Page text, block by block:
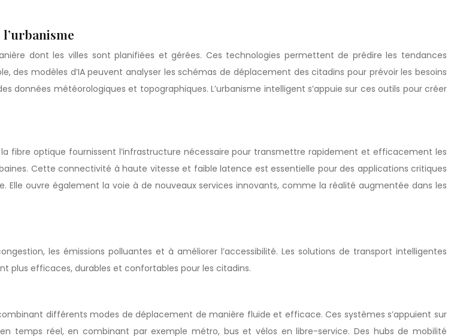
dont les villes sont planifiées et gérées. Ces technologies permettent de prédire les tendances
des modèles d’IA peuvent analyser les schémas de déplacement des citadins pour prévoir les besoins
données météorologiques et topographiques. L’urbanisme intelligent s’appuie sur ces outils pour créer
fibre optique fournissent l’infrastructure nécessaire pour transmettre rapidement et efficacement les
Cette connectivité à haute vitesse et faible latence est essentielle pour des applications critiques
ouvre également la voie à de nouveaux services innovants, comme la réalité augmentée dans les
les émissions polluantes et à améliorer l’accessibilité. Les solutions de transport intelligentes
plus efficaces, durables et confortables pour les citadins.
différents modes de déplacement de manière fluide et efficace. Ces systèmes s’appuient sur
temps réel, en combinant par exemple métro, bus et vélos en libre-service. Des hubs de mobilité